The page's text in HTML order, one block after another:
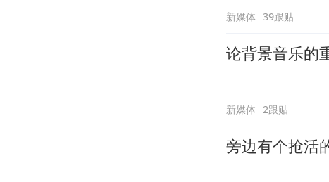
新媒体 39跟贴
论背景音乐的
新媒体 2跟贴
旁边有个抢活